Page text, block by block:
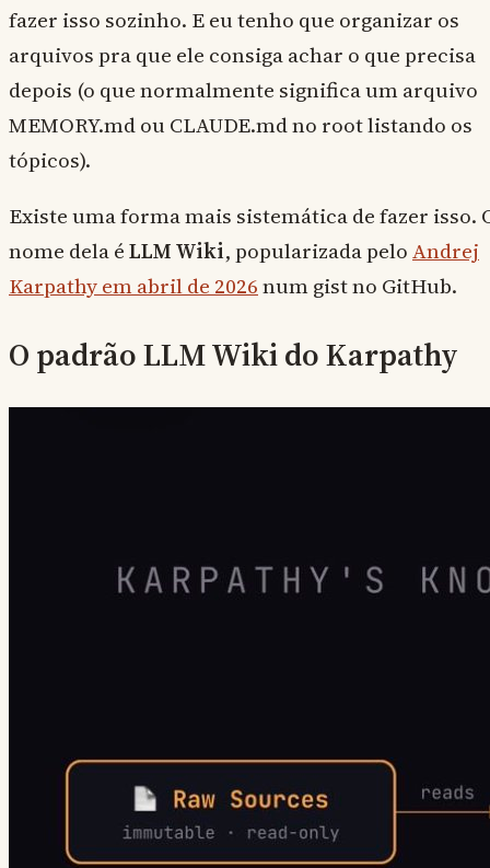
fazer isso sozinho. E eu tenho que organizar os
arquivos pra que ele consiga achar o que precisa
depois (o que normalmente significa um arquivo
MEMORY.md ou CLAUDE.md no root listando os
tópicos).
Existe uma forma mais sistemática de fazer isso.
nome dela éLLM Wiki, popularizada peloAndrej
Karpathy em abril de 2026num gist no GitHub.
O padrão LLM Wiki do Karpathy